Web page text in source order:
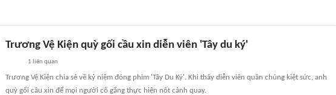
Trương Vệ Kiện quỳ gối cầu xin diễn viên 'Tây du ký'
1 liên quan
Trương Vệ Kiện chia sẻ về kỷ niệm đóng phim 'Tây Du Ký'. Khi thấy diễn viên quần chúng kiệt sức, anh
quỳ gối cầu xin để mọi người cố gắng thực hiện nốt cảnh quay.